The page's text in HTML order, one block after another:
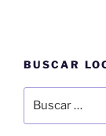
BUSCAR
por: